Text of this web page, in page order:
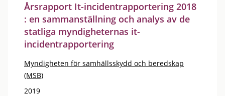
Årsrapport It-incidentrapportering 2018
: en sammanställning och analys av de
statliga myndigheternas it-
incidentrapportering
Myndigheten för samhällsskydd och beredskap
(MSB)
2019